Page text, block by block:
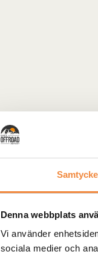
Samtycke
Denna webbplats
Vi använder
sociala medier och